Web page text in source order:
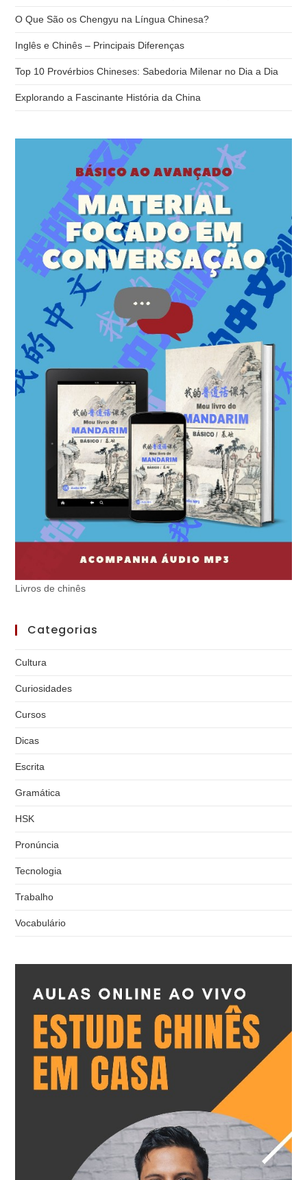
O Que São os Chengyu na Língua Chinesa?
Inglês e Chinês – Principais Diferenças
Top 10 Provérbios Chineses: Sabedoria Milenar no Dia a Dia
Explorando a Fascinante História da China
Livros de chinês
Categorias
Cultura
Curiosidades
Cursos
Dicas
Escrita
Gramática
HSK
Pronúncia
Tecnologia
Trabalho
Vocabulário